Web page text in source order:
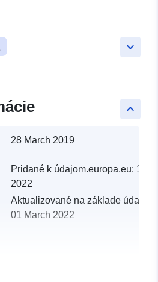
keyboard_arrow_down
keyboard_arrow_up
28 March 2019
Pridané k údajom.europa.eu: 19
2022
Aktualizované na základe
01 March 2022